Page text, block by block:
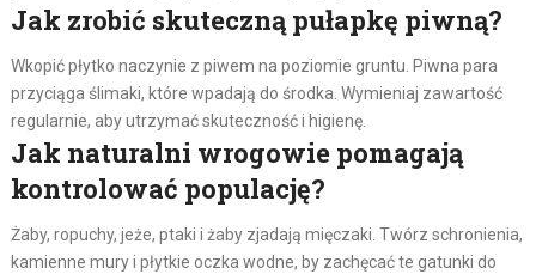
Jak zrobić skuteczną pułapkę piwną?
Wkopić płytko naczynie z piwem na poziomie gruntu. Piwna para
przyciąga ślimaki, które wpadają do środka. Wymieniaj zawartość
regularnie, aby utrzymać skuteczność i higienę.
Jak naturalni wrogowie pomagają
kontrolować populację?
Żaby, ropuchy, jeże, ptaki i żaby zjadają mięczaki. Twórz schronienia,
kamienne mury i płytkie oczka wodne, by zachęcać te gatunki do